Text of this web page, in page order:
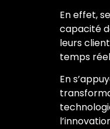
En effet,
capacité
leurs
temps
En